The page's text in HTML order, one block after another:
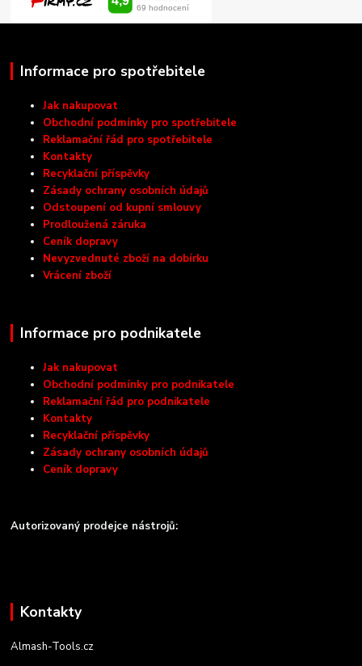
Informace pro spotřebitele
Jak nakupovat
Obchodní podmínky pro spotřebitele
Reklamační řád pro spotřebitele
Kontakty
Recyklační příspěvky
Zásady ochrany osobních údajů
Odstoupení od kupní smlouvy
Prodloužená záruka
Ceník dopravy
Nevyzvednuté zboží na dobírku
Vrácení zboží
Informace pro podnikatele
Jak nakupovat
Obchodní podmínky pro podnikatele
Reklamační řád pro podnikatele
Kontakty
Recyklační příspěvky
Zásady ochrany osobních údajů
Ceník dopravy
Autorizovaný prodejce nástrojů:
Kontakty
Almash-Tools.cz